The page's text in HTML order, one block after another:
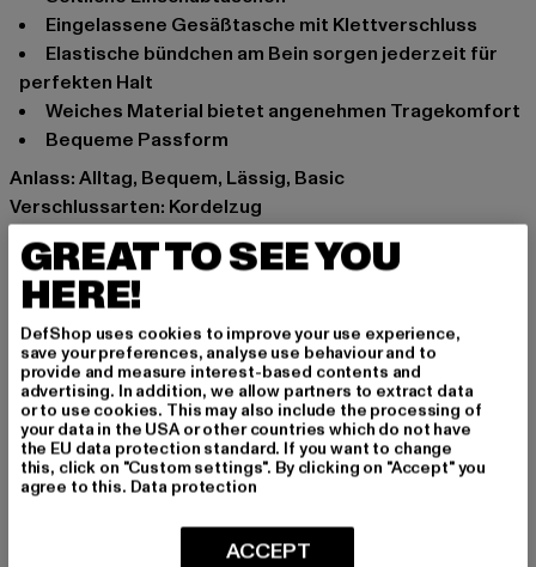
Eingelassene Gesäßtasche mit Klettverschluss
Elastische bündchen am Bein sorgen jederzeit für
perfekten Halt
Weiches Material bietet angenehmen Tragekomfort
Bequeme Passform
Anlass: Alltag, Bequem, Lässig, Basic
Verschlussarten: Kordelzug
Schnitt: Oversize
Marke: DEF
Kat.: Jogginghosen
Farbe: beige
Hersteller Farbe: beige
Materialzusammensetzung: 80% Baumwolle, 20%
Polyester
Art.Nr: DFSP173-00003
Hersteller: TB International GmbH |
Dr.-Robert-Murjahn-Straße 7 | 64372 Ober-Ramstadt |
GREAT TO SEE YOU
HERE!
DefShop uses cookies to improve your use experience,
save your preferences, analyse use behaviour and to
provide and measure interest-based contents and
advertising. In addition, we allow partners to extract data
or to use cookies. This may also include the processing of
your data in the USA or other countries which do not have
the EU data protection standard. If you want to change
this, click on "Custom settings". By clicking on "Accept" you
agree to this. Data protection
ACCEPT